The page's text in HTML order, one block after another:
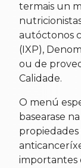
termais un
autóctonos
(IXP),
ou de
Calidade.
O menú
basearase
propiedades
importantes